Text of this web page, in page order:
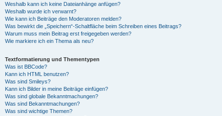
Weshalb kann ich keine Dateianhänge anfügen?
Weshalb wurde ich verwarnt?
Wie kann ich Beiträge den Moderatoren melden?
Was bewirkt die „Speichern“-Schaltfläche beim Schreiben eines Beitrags?
Warum muss mein Beitrag erst freigegeben werden?
Wie markiere ich ein Thema als neu?
Textformatierung und Thementypen
Was ist BBCode?
Kann ich HTML benutzen?
Was sind Smileys?
Kann ich Bilder in meine Beiträge einfügen?
Was sind globale Bekanntmachungen?
Was sind Bekanntmachungen?
Was sind wichtige Themen?